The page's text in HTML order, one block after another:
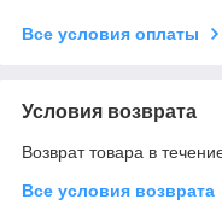
Все условия оплаты
Условия возврата
Возврат товара в
Все условия возврата